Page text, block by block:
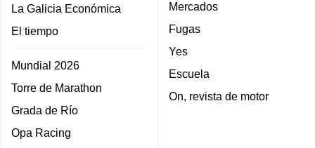
La Galicia Económica
El tiempo
Mundial 2026
Torre de Marathon
Grada de Río
Opa Racing
Mercados
Fugas
Yes
Escuela
On, revista de motor